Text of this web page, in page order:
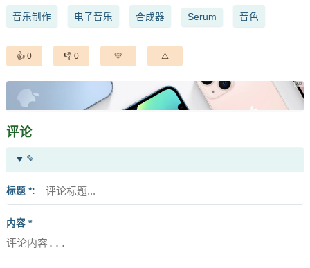
音乐制作 电子音乐 合成器 Serum 音色
0 0
评论
✎
标题 *
内容 *